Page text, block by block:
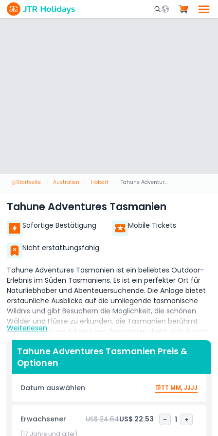
Mobile Search
Startseite Australien Hobart Tahune Adventures Tasmanien
Tahune Adventures Tasmanien
Sofortige Bestätigung Mobile Tickets
Nicht erstattungsfähig
Tahune Adventures Tasmanien ist ein beliebtes Outdoor-
Erlebnis im Süden Tasmaniens. Es ist ein perfekter Ort für
Naturliebhaber und Abenteuersuchende. Die Anlage bietet
erstaunliche Ausblicke auf die umliegende tasmanische
Wildnis und gibt Besuchern die Möglichkeit, die schönen
Wälder und Flüsse zu erkunden, die Tasmanien berühmt
machen. Tahune Adventures Tasmanien dreht sich darum,
eine Verbindung zur Natur zu schaffen und gleichzeitig
spannende Aktivitäten zu genießen.
Eines der Highlights von Tahune Adventures Tasmanien ist
oben in den Bäumen. Von diesem Weg aus erhält man eine
auf den Huon River und die umliegende tasmanische
Wildnis. Das Gehen auf dem AirWalk bietet eine
Vogelperspektive auf die Bäume und die Landschaft und
Weiterlesen
Tahune Adventures Tasmanien Preis &
Optionen
Datum auswählen TT MM, JJJJ
Erwachsener US$ 24.64US$ 22.53 - 1 +
(17 Jahre und älter)